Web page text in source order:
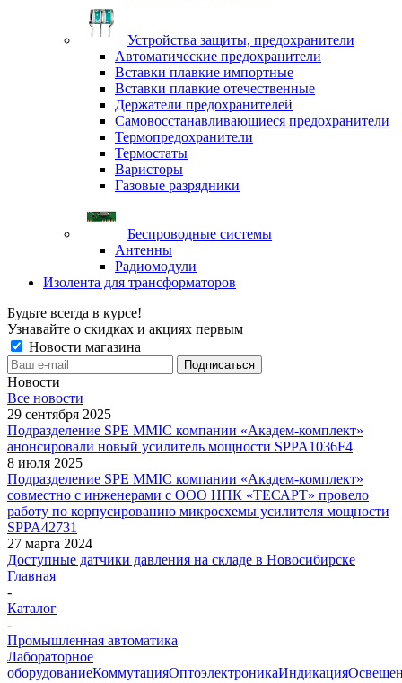
Устройства защиты, предохранители
Автоматические предохранители
Вставки плавкие импортные
Вставки плавкие отечественные
Держатели предохранителей
Самовосстанавливающиеся предохранители
Термопредохранители
Термостаты
Варисторы
Газовые разрядники
Беспроводные системы
Антенны
Радиомодули
Изолента для трансформаторов
Будьте всегда в курсе!
Узнавайте о скидках и акциях первым
Новости магазина
Новости
Все новости
29 сентября 2025
Подразделение SPE MMIC компании «Академ-комплект»
анонсировали новый усилитель мощности SPPA1036F4
8 июля 2025
Подразделение SPE MMIC компании «Академ-комплект»
совместно с инженерами с ООО НПК «ТЕСАРТ» провело
работу по корпусированию микросхемы усилителя мощности
SPPA42731
27 марта 2024
Доступные датчики давления на складе в Новосибирске
Главная
-
Каталог
-
Промышленная автоматика
Лабораторное
оборудованиеКоммутацияОптоэлектроникаИндикация